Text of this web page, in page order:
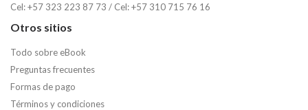
Cel: +57 323 223 87 73 / Cel: +57 310 715 76 16
Otros sitios
Todo sobre eBook
Preguntas frecuentes
Formas de pago
Términos y condiciones